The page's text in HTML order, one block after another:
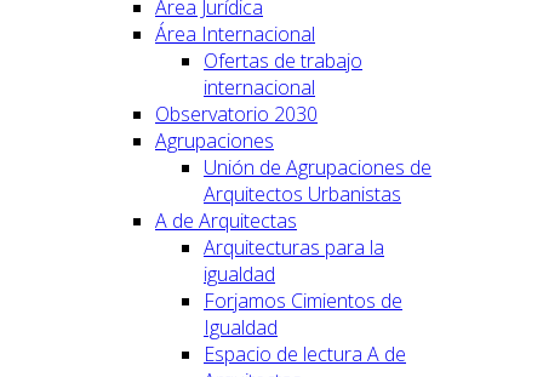
Área Jurídica
Área Internacional
Ofertas de trabajo
internacional
Observatorio 2030
Agrupaciones
Unión de Agrupaciones de
Arquitectos Urbanistas
A de Arquitectas
Arquitecturas para la
igualdad
Forjamos Cimientos de
Igualdad
Espacio de lectura A de